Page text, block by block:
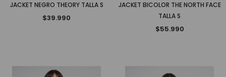
JACKET NEGRO THEORY TALLA S
$39.990
JACKET BICOLOR THE NORTH FACE
TALLA S
$55.990